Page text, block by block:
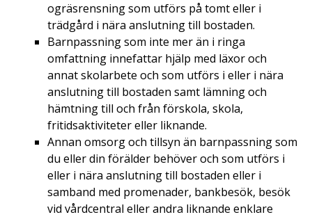
ogräsrensning som utförs på tomt eller i
trädgård i nära anslutning till bostaden.
Barnpassning som inte mer än i ringa
omfattning innefattar hjälp med läxor och
annat skolarbete och som utförs i eller i nära
anslutning till bostaden samt lämning och
hämtning till och från förskola, skola,
fritidsaktiviteter eller liknande.
Annan omsorg och tillsyn än barnpassning som
du eller din förälder behöver och som utförs i
eller i nära anslutning till bostaden eller i
samband med promenader, bankbesök, besök
vid vårdcentral eller andra liknande enklare